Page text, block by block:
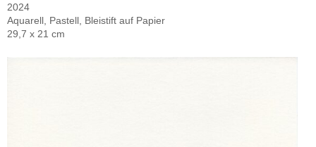
2024
Aquarell, Pastell, Bleistift auf Papier
29,7 x 21 cm